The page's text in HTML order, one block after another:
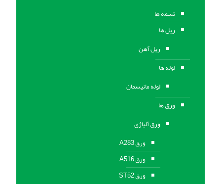
تسمه ها
ریل ها
ریل آهن
لوله ها
لوله مانیسمان
ورق ها
ورق آلیاژی
ورق A283
ورق A516
ورق ST52